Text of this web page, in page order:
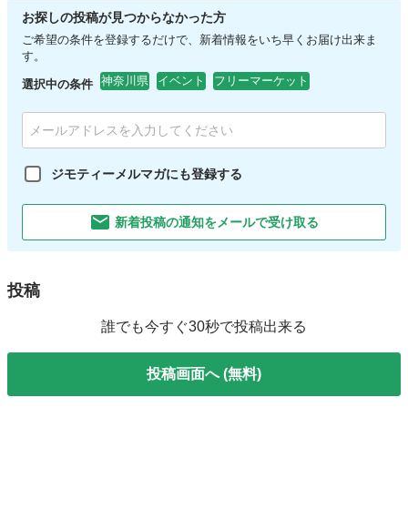
お探しの投稿が見つからなかった方
ご希望の条件を登録するだけで、新着情報をいち早くお届け出来ま
す。
選択中の条件 神奈川県 イベント フリーマーケット
ジモティーメルマガにも登録する
新着投稿の通知をメールで受け取る
投稿
誰でも今すぐ30秒で投稿出来る
投稿画面へ (無料)